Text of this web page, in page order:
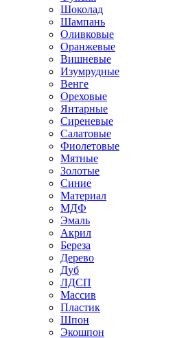
Шоколад
Шампань
Оливковые
Оранжевые
Вишневые
Изумрудные
Венге
Ореховые
Янтарные
Сиреневые
Салатовые
Фиолетовые
Мятные
Золотые
Синие
Материал
МДФ
Эмаль
Акрил
Береза
Дерево
Дуб
ЛДСП
Массив
Пластик
Шпон
Экошпон